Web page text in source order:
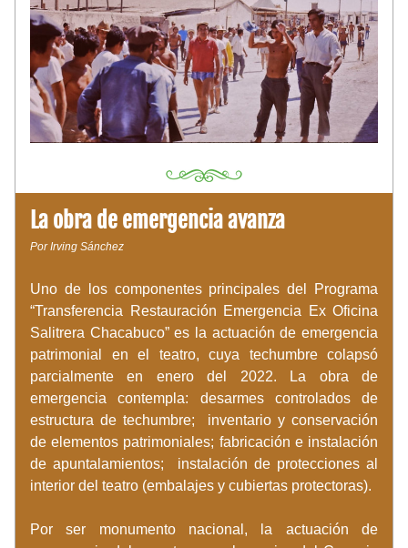
La obra de emergencia avanza
Por Irving Sánchez
Uno de los componentes principales del Programa
“Transferencia Restauración Emergencia Ex Oficina
Salitrera Chacabuco” es la actuación de emergencia
patrimonial en el teatro, cuya techumbre colapsó
parcialmente en enero del 2022. La obra de
emergencia contempla: desarmes controlados de
estructura de techumbre;  inventario y conservación
de elementos patrimoniales; fabricación e instalación
de apuntalamientos;  instalación de protecciones al
interior del teatro (embalajes y cubiertas protectoras).
Por ser monumento nacional, la actuación de